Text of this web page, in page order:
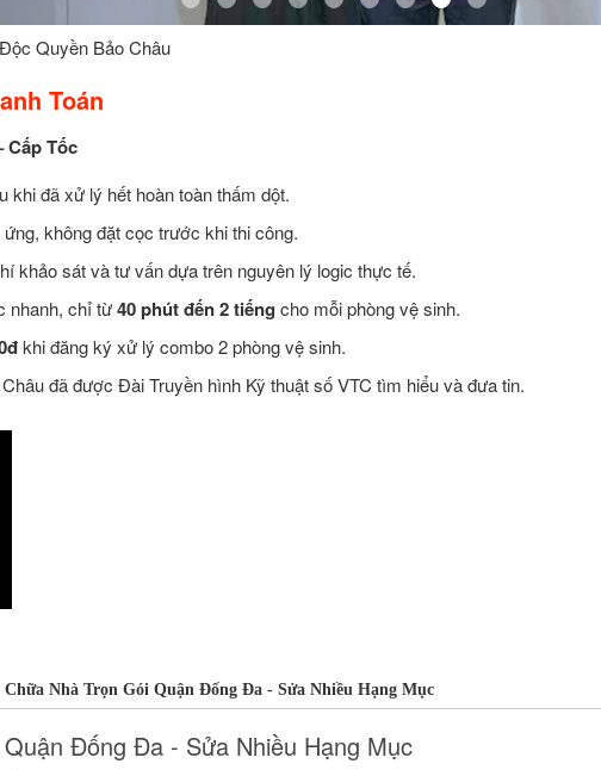
Quyền Bảo Châu
Toán
Cấp Tốc
khi đã xử lý hết hoàn toàn thấm dột.
không đặt cọc trước khi thi công.
khảo sát và tư vấn dựa trên nguyên lý logic thực tế.
nhanh, chỉ từ40 phút đến 2 tiếng cho mỗi phòng vệ sinh.
khi đăng ký xử lý combo 2 phòng vệ sinh.
đã được Đài Truyền hình Kỹ thuật số VTC tìm hiểu và đưa tin.
Chữa Nhà Trọn Gói Quận Đống Đa - Sửa Nhiều Hạng Mục
Đống Đa - Sửa Nhiều Hạng Mục